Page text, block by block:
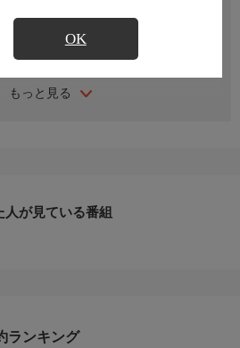
OK
もっと見る
アプリ視聴
および商品内容に変更が生じる場合も
が見ている番組
ランキング